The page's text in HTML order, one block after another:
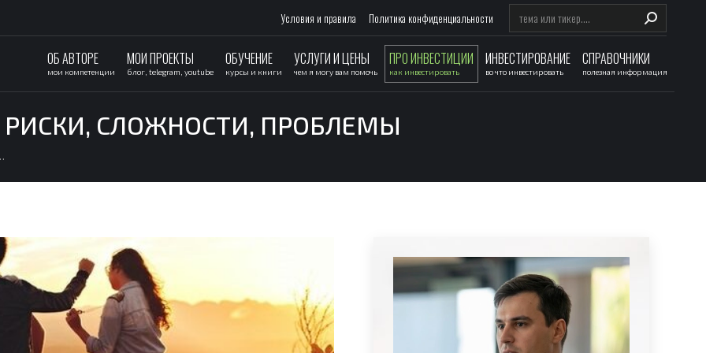
Условия и правила Политика конфиденциальности
ОБ АВТОРЕ
мои компетенции
МОИ ПРОЕКТЫ
блог, telegram, youtube
ОБУЧЕНИЕ
курсы и книги
УСЛУГИ И ЦЕНЫ
чем я могу вам помочь
ПРО ИНВЕСТИЦИИ
как инвестировать
ИНВЕСТИРОВАНИЕ
во что инвестировать
СПРАВОЧНИКИ
полезная информация
РИСКИ, СЛОЖНОСТИ, ПРОБЛЕМЫ